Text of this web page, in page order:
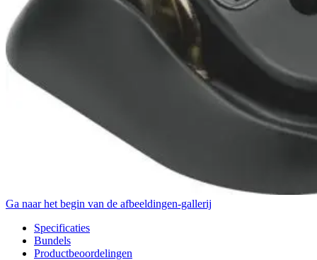
Ga naar het begin van de afbeeldingen-gallerij
Specificaties
Bundels
Productbeoordelingen